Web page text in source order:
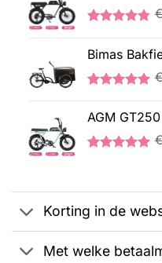
gebaseerd
op
Bimas
5.00 op 5
gebaseerd
op
AGM
Korting in de
Met welke